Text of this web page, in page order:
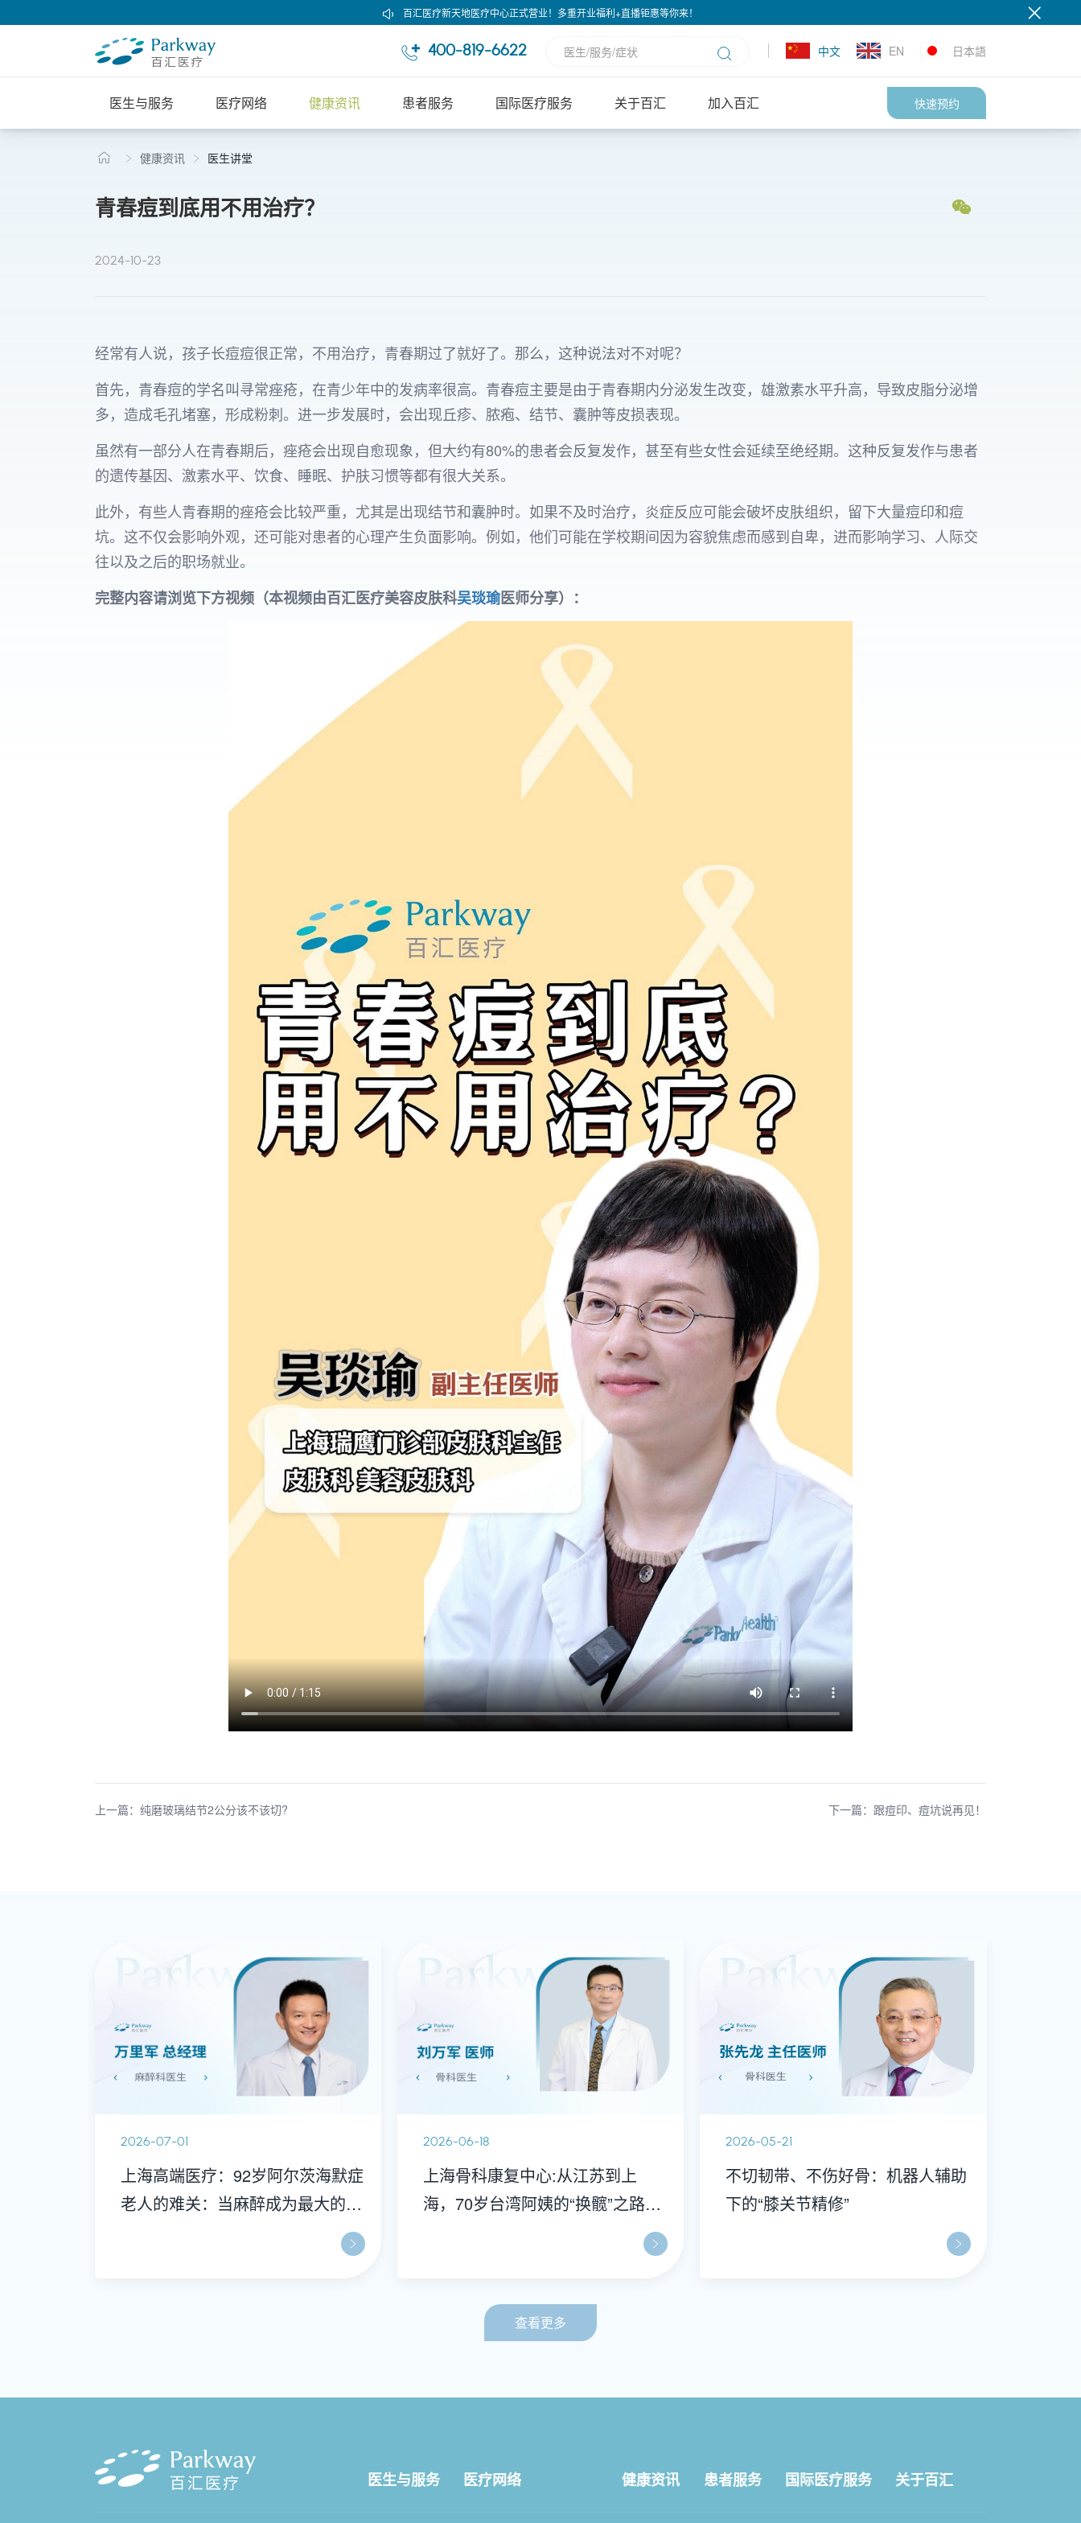
百汇医疗新天地医疗中心正式营业！多重开业福利+直播钜惠等你来！
400-819-6622 中文 EN 日本語
医生与服务 医疗网络 健康资讯 患者服务 国际医疗服务 关于百汇 加入百汇 快速预约
健康资讯 医生讲堂
青春痘到底用不用治疗？
2024-10-23
经常有人说，孩子长痘痘很正常，不用治疗，青春期过了就好了。那么，这种说法对不对呢？
首先，青春痘的学名叫寻常痤疮，在青少年中的发病率很高。青春痘主要是由于青春期内分泌发生改变，雄激素水平升高，导致皮脂分泌增
多，造成毛孔堵塞，形成粉刺。进一步发展时，会出现丘疹、脓疱、结节、囊肿等皮损表现。
虽然有一部分人在青春期后，痤疮会出现自愈现象，但大约有80%的患者会反复发作，甚至有些女性会延续至绝经期。这种反复发作与患者
的遗传基因、激素水平、饮食、睡眠、护肤习惯等都有很大关系。
此外，有些人青春期的痤疮会比较严重，尤其是出现结节和囊肿时。如果不及时治疗，炎症反应可能会破坏皮肤组织，留下大量痘印和痘
坑。这不仅会影响外观，还可能对患者的心理产生负面影响。例如，他们可能在学校期间因为容貌焦虑而感到自卑，进而影响学习、人际交
往以及之后的职场就业。
完整内容请浏览下方视频（本视频由百汇医疗美容皮肤科吴琰瑜医师分享）：
上一篇：纯磨玻璃结节2公分该不该切? 下一篇：跟痘印、痘坑说再见！
2026-07-01
上海高端医疗：92岁阿尔茨海默症
老人的难关：当麻醉成为最大的难
2026-06-18
上海骨科康复中心:从江苏到上
海，70岁台湾阿姨的“换髋”之路：
2026-05-21
不切韧带、不伤好骨：机器人辅助
下的“膝关节精修”
查看更多
医生与服务 医疗网络 健康资讯 患者服务 国际医疗服务 关于百汇